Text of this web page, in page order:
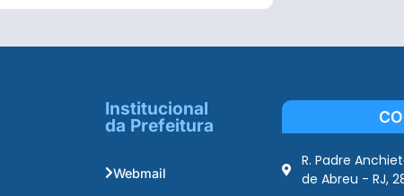
Institucional
da Prefeitura
Webmail
R. Padre
de Abreu - RJ,